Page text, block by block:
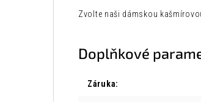
Zvolte naši dámskou
Doplňkové
Záruka: